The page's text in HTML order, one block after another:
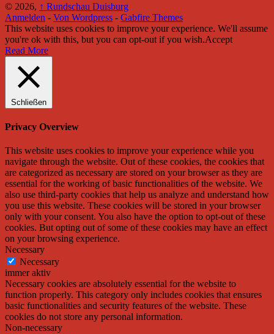
© 2026, ↑ Rundschau Duisburg
Anmelden - Von Wordpress - Gabfire Themes
This website uses cookies to improve your experience. We'll assume
you're ok with this, but you can opt-out if you wish.Accept
Read More
Schließen
Privacy Overview
This website uses cookies to improve your experience while you
navigate through the website. Out of these cookies, the cookies that
are categorized as necessary are stored on your browser as they are
essential for the working of basic functionalities of the website. We
also use third-party cookies that help us analyze and understand how
you use this website. These cookies will be stored in your browser
only with your consent. You also have the option to opt-out of these
cookies. But opting out of some of these cookies may have an effect
on your browsing experience.
Necessary
Necessary
immer aktiv
Necessary cookies are absolutely essential for the website to
function properly. This category only includes cookies that ensures
basic functionalities and security features of the website. These
cookies do not store any personal information.
Non-necessary